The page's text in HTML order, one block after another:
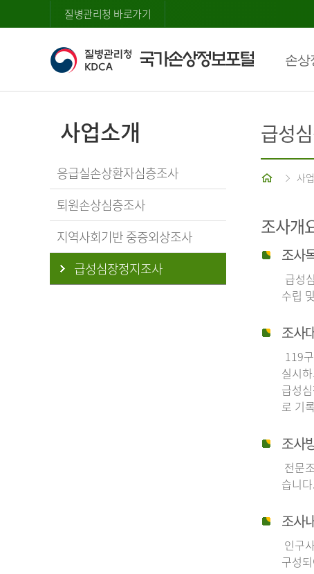
질병관리청 바로가기
손상
사업소개
응급실손상환자심층조사
퇴원손상심층조사
지역사회기반 중증외상조사
급성심장정지조사
급성
홈 사
조사개
조사
급성
수립
조사
119
실시
급성
로 기
조사
전문
습니
조사
인구
구성